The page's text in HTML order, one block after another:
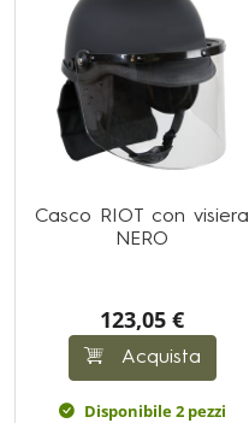
Casco RIOT con visiera
NERO
123,05 €
Acquista
Disponibile 2 pezzi